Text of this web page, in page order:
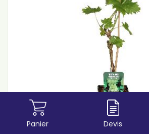
Panier Devis